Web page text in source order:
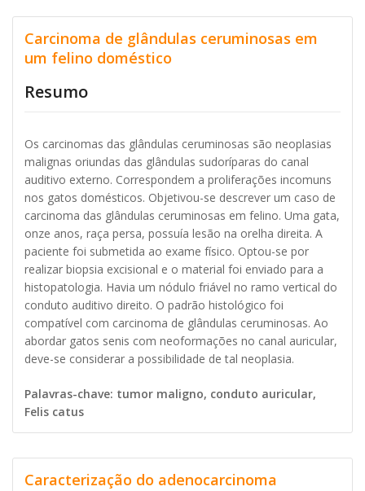
Carcinoma de glândulas ceruminosas em
um felino doméstico
Resumo
Os carcinomas das glândulas ceruminosas são neoplasias
malignas oriundas das glândulas sudoríparas do canal
auditivo externo. Correspondem a proliferações incomuns
nos gatos domésticos. Objetivou-se descrever um caso de
carcinoma das glândulas ceruminosas em felino. Uma gata,
onze anos, raça persa, possuía lesão na orelha direita. A
paciente foi submetida ao exame físico. Optou-se por
realizar biopsia excisional e o material foi enviado para a
histopatologia. Havia um nódulo friável no ramo vertical do
conduto auditivo direito. O padrão histológico foi
compatível com carcinoma de glândulas ceruminosas. Ao
abordar gatos senis com neoformações no canal auricular,
deve-se considerar a possibilidade de tal neoplasia.
Palavras-chave: tumor maligno, conduto auricular,
Felis catus
Caracterização do adenocarcinoma